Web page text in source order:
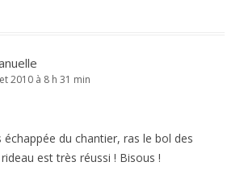
2010 à 8 h 31 min
du chantier, ras le bol des
est très réussi ! Bisous !